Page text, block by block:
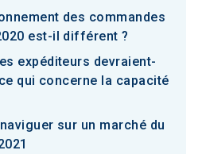
des commandes
est-il différent ?
expéditeurs devraient-
qui concerne la capacité
sur un marché du